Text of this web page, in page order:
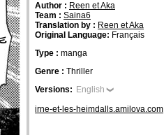
Author : Reen et Aka
Team : Saina6
Translation by : Reen et Aka
Original Language: Français
Type : manga
Genre : Thriller
Versions: English
irne-et-les-heimdalls.amilova.com